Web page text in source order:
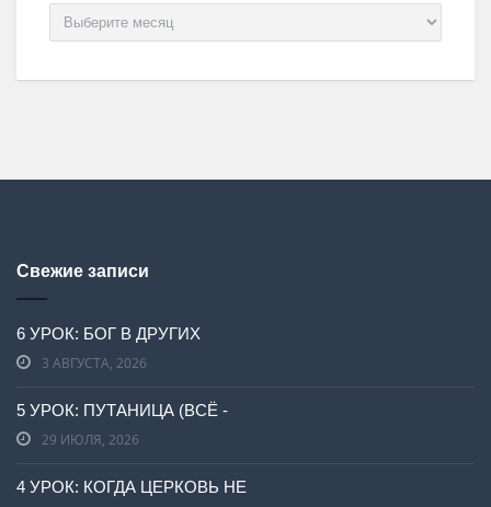
Архив
Свежие записи
6 УРОК: БОГ В ДРУГИХ
3 АВГУСТА, 2026
5 УРОК: ПУТАНИЦА (ВСЁ -
29 ИЮЛЯ, 2026
4 УРОК: КОГДА ЦЕРКОВЬ НЕ